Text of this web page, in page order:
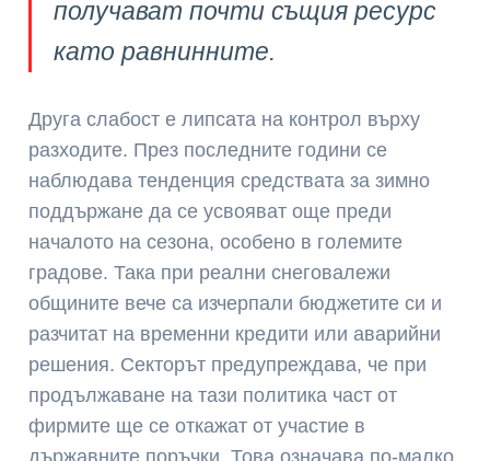
получават почти същия ресурс
като равнинните.
Друга слабост е липсата на контрол върху
разходите. През последните години се
наблюдава тенденция средствата за зимно
поддържане да се усвояват още преди
началото на сезона, особено в големите
градове. Така при реални снеговалежи
общините вече са изчерпали бюджетите си и
разчитат на временни кредити или аварийни
решения. Секторът предупреждава, че при
продължаване на тази политика част от
фирмите ще се откажат от участие в
държавните поръчки. Това означава по-малко